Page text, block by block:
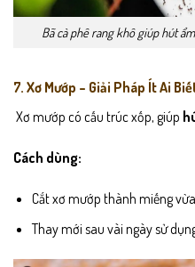
Bã cà phê rang khô giúp hút
7. Xơ Mướp – Giải Pháp Ít Ai
Xơ mướp có cấu trúc xốp, giúp
Cách dùng:
Cắt xơ mướp thành miếng
Thay mới sau vài ngày sử